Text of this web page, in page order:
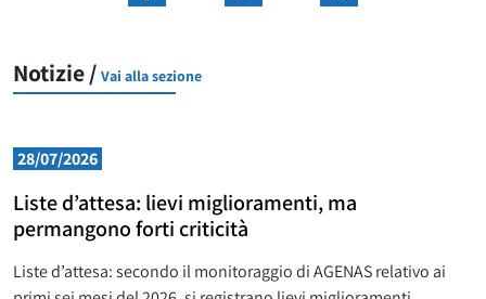
Notizie / Vai alla sezione
28/07/2026
Liste d’attesa: lievi miglioramenti, ma
permangono forti criticità
Liste d’attesa: secondo il monitoraggio di AGENAS relativo ai